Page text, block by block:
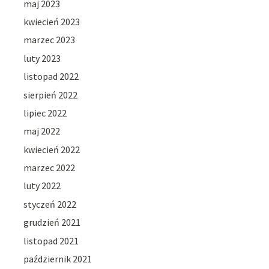
maj 2023
kwiecień 2023
marzec 2023
luty 2023
listopad 2022
sierpień 2022
lipiec 2022
maj 2022
kwiecień 2022
marzec 2022
luty 2022
styczeń 2022
grudzień 2021
listopad 2021
październik 2021